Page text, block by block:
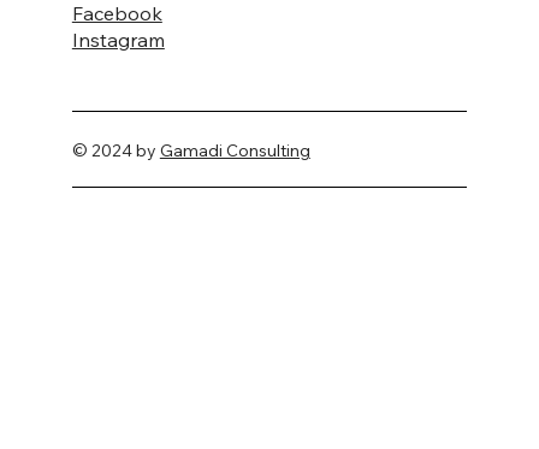
© 2024 by Gamadi Consulting
Facebook
Instagram